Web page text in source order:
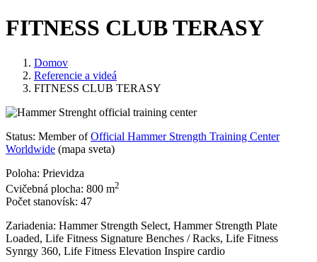
FITNESS CLUB TERASY
Domov
Referencie a videá
FITNESS CLUB TERASY
Status: Member ofOfficial Hammer Strength Training Center
Worldwide (mapa sveta)
Poloha: Prievidza
Cvičebná plocha: 800 m2
Počet stanovísk: 47
Zariadenia: Hammer Strength Select, Hammer Strength Plate
Loaded, Life Fitness Signature Benches / Racks, Life Fitness
Synrgy 360, Life Fitness Elevation Inspire cardio